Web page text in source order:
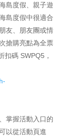
島度假、親子遊
島度假中很適合
友、朋友團或情
搶購亮點為全票
扣碼 SWPQ5，
掌握活動入口的
以從活動頁進